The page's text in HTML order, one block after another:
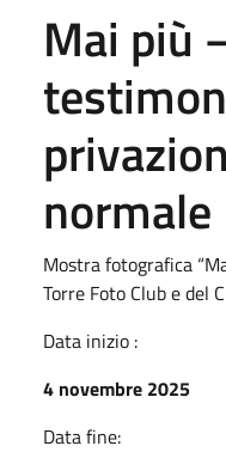
Mai più
normale
Mostra fotografica
Torre Foto Club e del
Data inizio :
4 novembre 2025
Data fine: